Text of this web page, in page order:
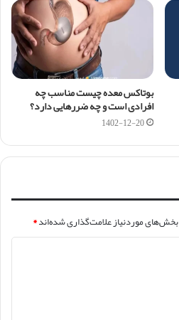
بوتاکس معده چیست مناسب چه
افرادی است و چه ضررهایی دارد؟
1402-12-20
بخش‌های موردنیاز علامت‌گذاری شده‌اند*